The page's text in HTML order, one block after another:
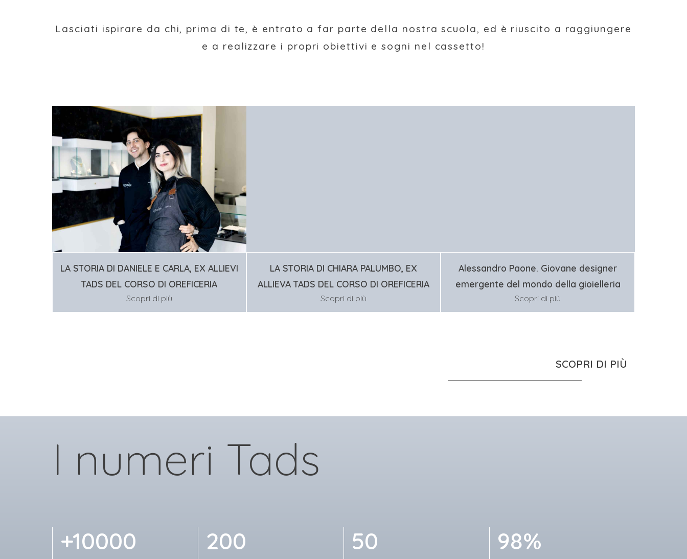
Lasciati ispirare da chi, prima di te, è entrato a far parte della nostra scuola, ed è riuscito a raggiungere
e a realizzare i propri obiettivi e sogni nel cassetto!
LA STORIA DI DANIELE E CARLA, EX ALLIEVI
TADS DEL CORSO DI OREFICERIA
Scopri di più
LA STORIA DI CHIARA PALUMBO, EX
ALLIEVA TADS DEL CORSO DI OREFICERIA
Scopri di più
Alessandro Paone. Giovane designer
emergente del mondo della gioielleria
Scopri di più
SCOPRI DI PIÙ
I numeri Tads
+10000 200 50 98%